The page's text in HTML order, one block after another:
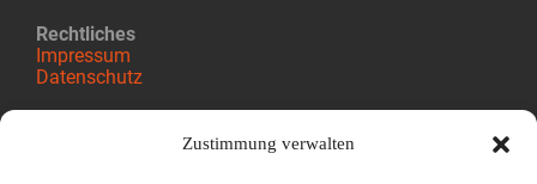
Zustimmung verwalten
Rechtliches
Impressum
Datenschutz